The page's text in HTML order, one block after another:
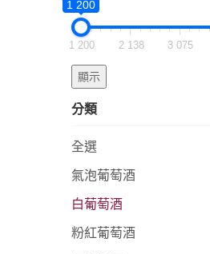
1 200
1 200 2 138 3 075
分類
全選
氣泡葡萄酒
白葡萄酒
粉紅葡萄酒